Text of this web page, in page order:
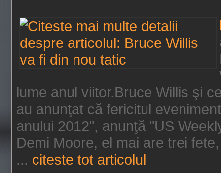
lume anul viitor.Bruce Willis şi
au anunţat că fericitul
anului 2012", anunţă "US
Demi Moore, el mai are trei
... citeste tot articolul